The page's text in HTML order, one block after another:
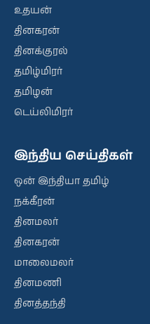
உதயன்
தினகரன்
தினக்குரல்
தமிழ்மிரர்
தமிழன்
டெய்லிமிரர்
இந்திய செய்திகள்
ஒன் இந்தியா தமிழ்
நக்கீரன்
தினமலர்
தினகரன்
மாலைமலர்
தினமணி
தினத்தந்தி